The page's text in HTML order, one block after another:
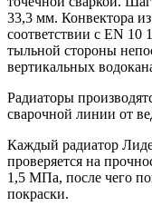
33,3 мм. Конвектора
соответствии с EN 10
тыльной стороны
вертикальных
Радиаторы
сварочной линии от
Каждый радиатор
проверяется на
1,5 МПа, после чего
покраски.